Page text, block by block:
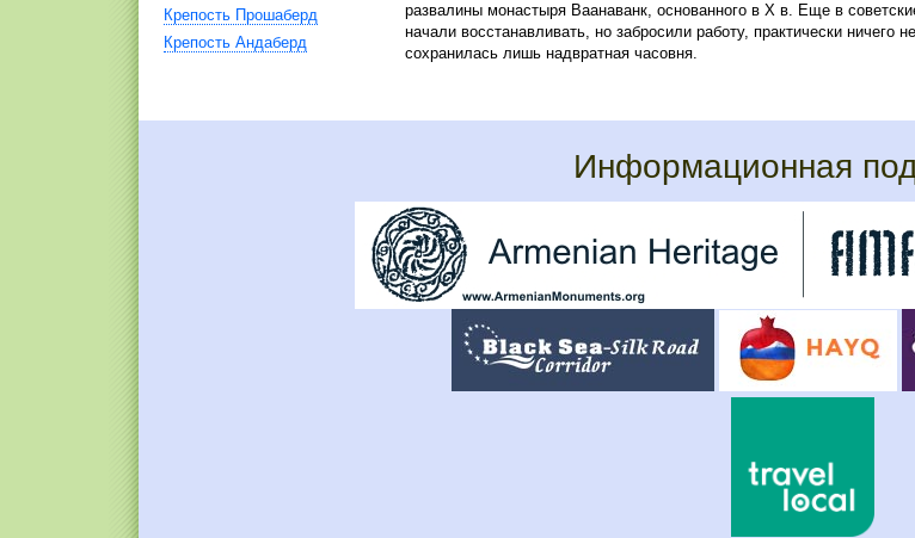
Крепость Прошаберд
Крепость Андаберд
развалины монастыря Ваанаванк, основанного в X в. Еще в
начали восстанавливать, но забросили работу, практически ничего
сохранилась лишь надвратная часовня.
Информационная